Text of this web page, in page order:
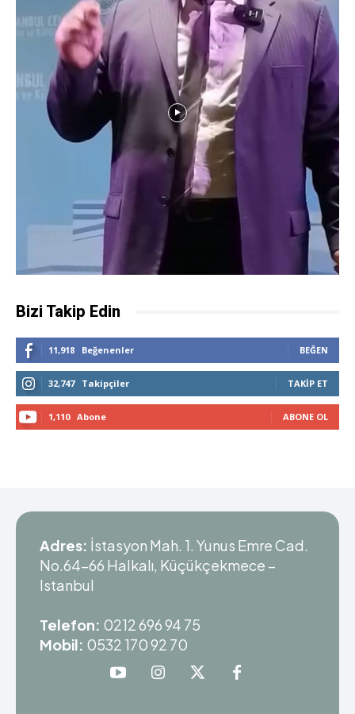
Bizi Takip Edin
11,918 Beğenenler BEĞEN
32,747 Takipçiler TAKIP ET
1,110 Abone ABONE OL
Adres: İstasyon Mah. 1. Yunus Emre Cad.
No.64-66 Halkalı, Küçükçekmece –
Istanbul
Telefon: 0212 696 94 75
Mobil: 0532 170 92 70